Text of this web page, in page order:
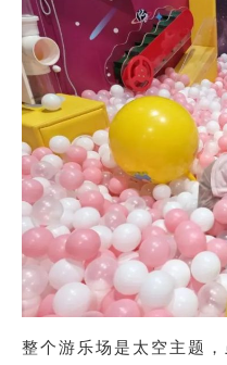
整个游乐场是太空主题